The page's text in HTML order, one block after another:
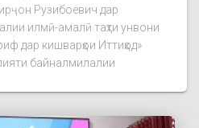
Рузибоевич дар
илмӣ-амалӣ таҳти унвони
дар кишварҳои Иттиҳод»
байналмилалии